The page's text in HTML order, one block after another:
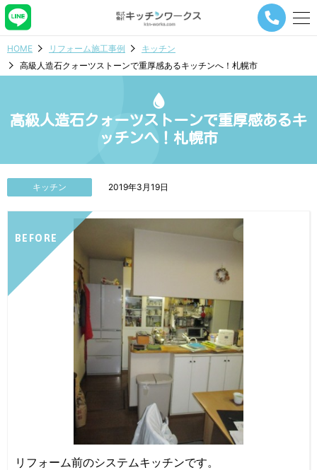
メ
ナ
シ
ボ
HOME リフォーム施工事例
キッチン
高級人造石クォーツストーンで重厚感あるキッチンへ！札幌市
高級人造石クォーツストーンで重厚感あるキ
ッチンへ！札幌市
キッチン 2019年3月19日
BEFORE
リフォーム前のシステムキッチンです。